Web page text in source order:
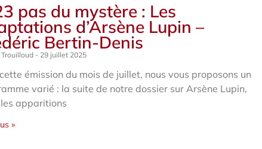
pas du mystère : Les
d’Arsène Lupin –
Bertin-Denis
29 juillet 2025
émission du mois de juillet, nous vous proposons un
varié : la suite de notre dossier sur Arsène Lupin,
apparitions
»